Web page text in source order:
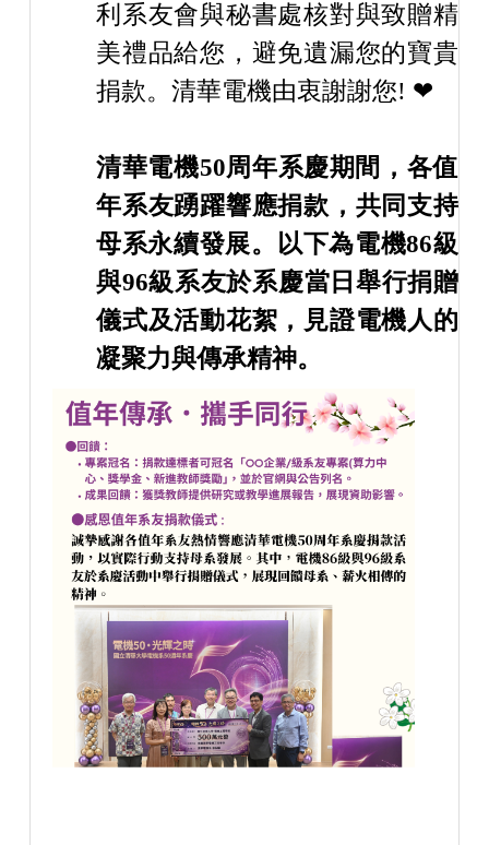
利系友會與秘書處核對與致贈精
美禮品給您，避免遺漏您的寶貴
捐款。清華電機由衷謝謝您! ❤
清華電機50周年系慶期間，各值
年系友踴躍響應捐款，共同支持
母系永續發展。以下為電機86級
與96級系友於系慶當日舉行捐贈
儀式及活動花絮，見證電機人的
凝聚力與傳承精神。